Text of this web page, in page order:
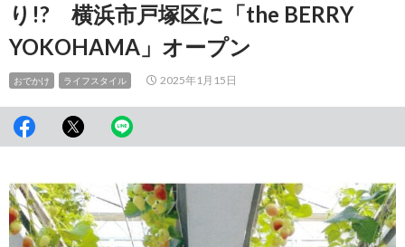
り!? 横浜市戸塚区に「the BERRY
YOKOHAMA」オープン
おでかけ ライフスタイル 2025年1月15日